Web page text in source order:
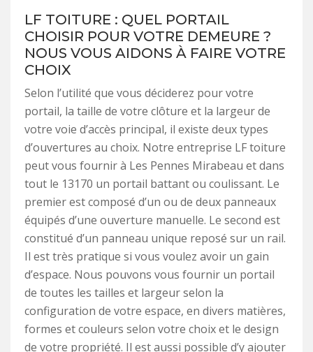
LF TOITURE : QUEL PORTAIL
CHOISIR POUR VOTRE DEMEURE ?
NOUS VOUS AIDONS À FAIRE VOTRE
CHOIX
Selon l’utilité que vous déciderez pour votre
portail, la taille de votre clôture et la largeur de
votre voie d’accès principal, il existe deux types
d’ouvertures au choix. Notre entreprise LF toiture
peut vous fournir à Les Pennes Mirabeau et dans
tout le 13170 un portail battant ou coulissant. Le
premier est composé d’un ou de deux panneaux
équipés d’une ouverture manuelle. Le second est
constitué d’un panneau unique reposé sur un rail.
Il est très pratique si vous voulez avoir un gain
d’espace. Nous pouvons vous fournir un portail
de toutes les tailles et largeur selon la
configuration de votre espace, en divers matières,
formes et couleurs selon votre choix et le design
de votre propriété. Il est aussi possible d’y ajouter